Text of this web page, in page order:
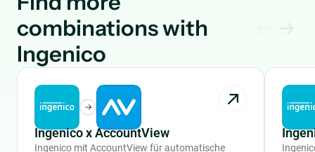
combinations with
Ingenico
Ingenico x AccountView
Ingenico mit AccountView für automatische